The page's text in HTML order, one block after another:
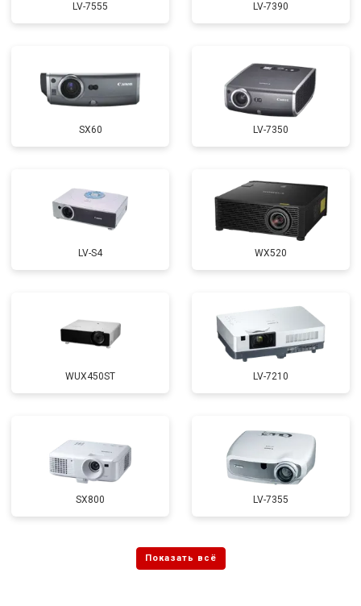
LV-7555 LV-7390
SX60 LV-7350
LV-S4 WX520
WUX450ST LV-7210
SX800 LV-7355